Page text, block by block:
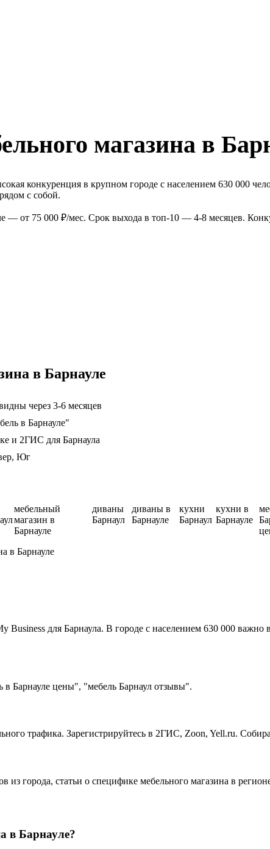
магазина в
конкуренция в крупном городе с населением 630 000
с собой.
— от 75 000 ₽/мес. Срок выхода в топ-10 — 4-8 месяцев.
в Барнауле
через 3-6 месяцев
в Барнауле"
и 2ГИС для Барнаула
Юг
мебельный
магазин в
Барнауле
диваны
Барнаул
диваны в
Барнауле
кухни
Барнаул
кухни в
Барнауле
в Барнауле
для Барнаула. В городе с населением 630 000
Барнауле цены", "мебель Барнаул отзывы".
трафика. Зарегистрируйтесь в 2ГИС, Zoon, Yell.ru.
из города, статьи о специфике мебельного магазина в
в Барнауле?